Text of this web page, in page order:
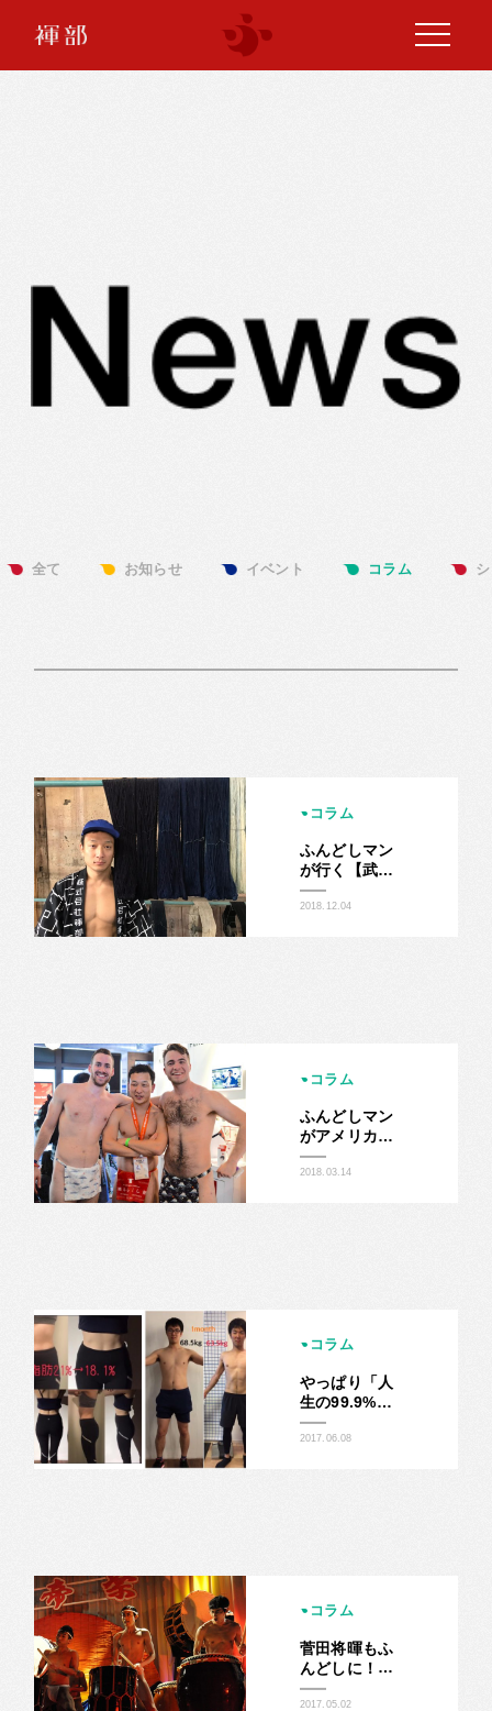
全て お知らせ イベント コラム
コラム
ふんどしマン
が行く【武州
正藍染】工場
見学
2018.12.04
コラム
ふんどしマン
がアメリカ
SXSWで大流
行しているよ
2018.03.14
コラム
やっぱり「人
生の99.9%の
問題は、筋ト
レで解決でき
2017.06.08
コラム
菅田将暉もふ
んどしに！？
主演映画『帝
一の國』で上
2017.05.02